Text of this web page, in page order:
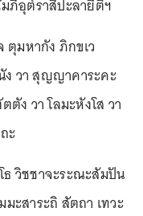
มภีอุต๎ราสีปะลายีติฯ
ตุมหากัง ภิกขเว
วา สุญญาคาระคะ
ง วา โลมะหังโส วา
ะ
วิชชาจะระณะสัมปัน
ะสาระถิ สัตถา เทวะ